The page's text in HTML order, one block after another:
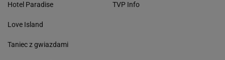
Hotel Paradise
Love Island
Taniec z gwiazdami
TVP Info